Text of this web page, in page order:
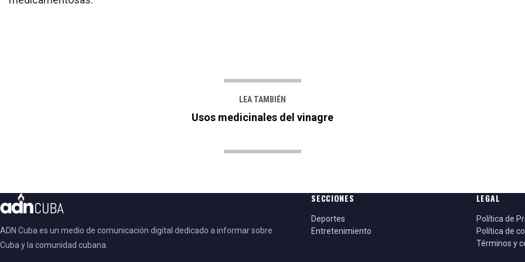
LEA TAMBIÉN
Usos medicinales del vinagre
ADN Cuba es un medio de comunicación digital dedicado a informar sobre
Cuba y la comunidad cubana.
SECCIONES
Deportes
Entretenimiento
LEGAL
Política de
Política de
Términos y